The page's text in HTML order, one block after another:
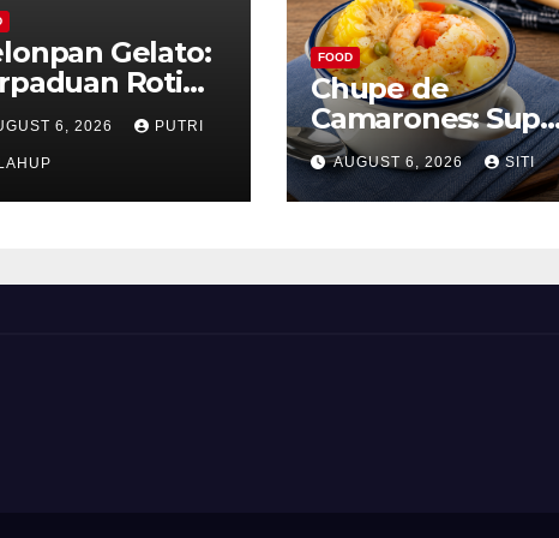
Gelato:
Roti
dan Es
Lembut yang
6, 2026 PUTRI
FOOD
Chupe de
Camarones: Sup
Udang Khas Peru
yang Gurih Lezat
AUGUST 6, 2026 SITI